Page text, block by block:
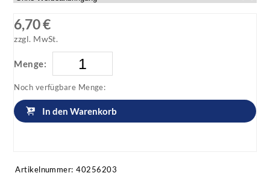
6,70 €
zzgl. MwSt.
Menge:
Noch verfügbare Menge:
In den Warenkorb
Artikelnummer: 40256203